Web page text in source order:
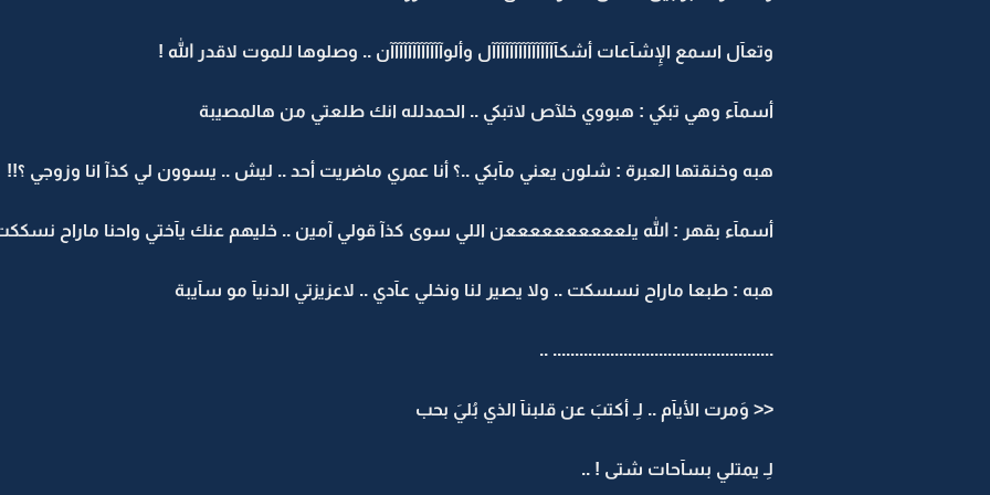
وتعآل اسمع الِإشآعات أشكآآآآآآآآآآآآآآآل وألوآآآآآآآآآآآآن .. وصلوها للموت لاقدر الله !
أسمآء وهي تبكي : هبووي خلآص لاتبكي .. الحمدلله انك طلعتي من هالمصيبة
هبه وخنقتها العبرة : شلون يعني مآبكي ..؟ أنا عمري ماضريت أحد .. ليش .. يسوون لي كذآ انا وزوجي ؟!!
أسمآء بقهر : الله يلععععععععععن اللي سوى كذآ قولي آمين .. خليهم عنك يآختي واحنا ماراح
هبه : طبعا ماراح نسسكت .. ولا يصير لنا ونخلي عآدي .. لاعزيزتي الدنيآ مو سآيبة
.................................................. ..
<< وَمرت الأيآم .. لِـ أكتبَ عن قلبنآ الذي بُليَ بحب
لِـ يمتلي بسآحات شتى ! ..